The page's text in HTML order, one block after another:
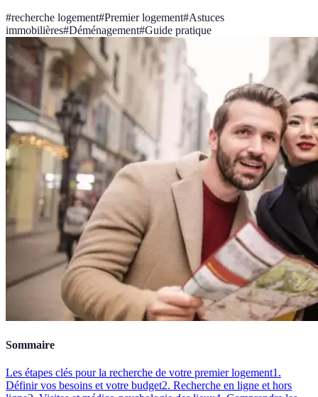
#recherche logement#Premier logement#Astuces
immobilières#Déménagement#Guide pratique
Sommaire
Les étapes clés pour la recherche de votre premier logement1.
Définir vos besoins et votre budget2. Recherche en ligne et hors